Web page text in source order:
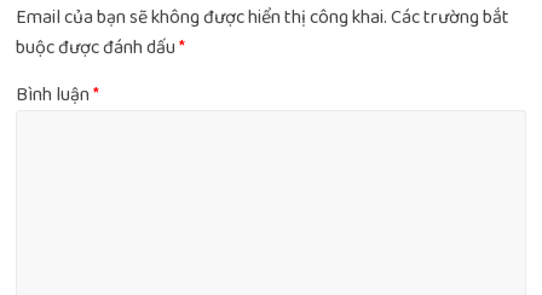
Email của bạn sẽ không được hiển thị công khai.Các trường bắt
buộc được đánh dấu*
Bình luận*